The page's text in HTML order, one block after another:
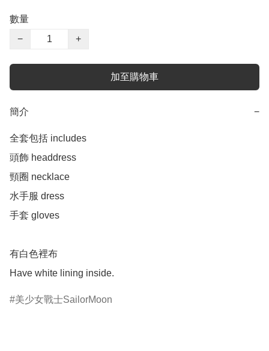
數量
−
+
加至購物車
簡介 −
全套包括 includes
頭飾 headdress
頸圈 necklace
水手服 dress
手套 gloves
有白色裡布
Have white lining inside.
美少女戰士SailorMoon